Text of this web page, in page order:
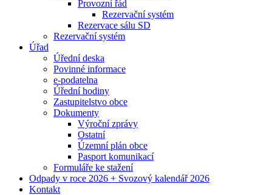
Provozní řád
Rezervační systém
Rezervace sálu SD
Rezervační systém
Úřad
Úřední deska
Povinné informace
e-podatelna
Úřední hodiny
Zastupitelstvo obce
Dokumenty
Výroční zprávy
Ostatní
Územní plán obce
Pasport komunikací
Formuláře ke stažení
Odpady v roce 2026 + Svozový kalendář 2026
Kontakt